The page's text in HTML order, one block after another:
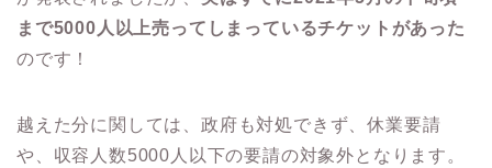
まで5000人以上売ってしまっているチケットがあった
のです！
越えた分に関しては、政府も対処できず、休業要請
や、収容人数5000人以下の要請の対象外となります。